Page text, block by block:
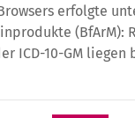
erfolgte
(BfArM):
ICD-10-GM